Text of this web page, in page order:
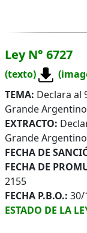
Ley N° 6727
(texto)
TEMA: Declara al
Grande
EXTRACTO:
Grande
FECHA DE
FECHA DE
2155
FECHA P.B.O.: 30/
ESTADO DE LA